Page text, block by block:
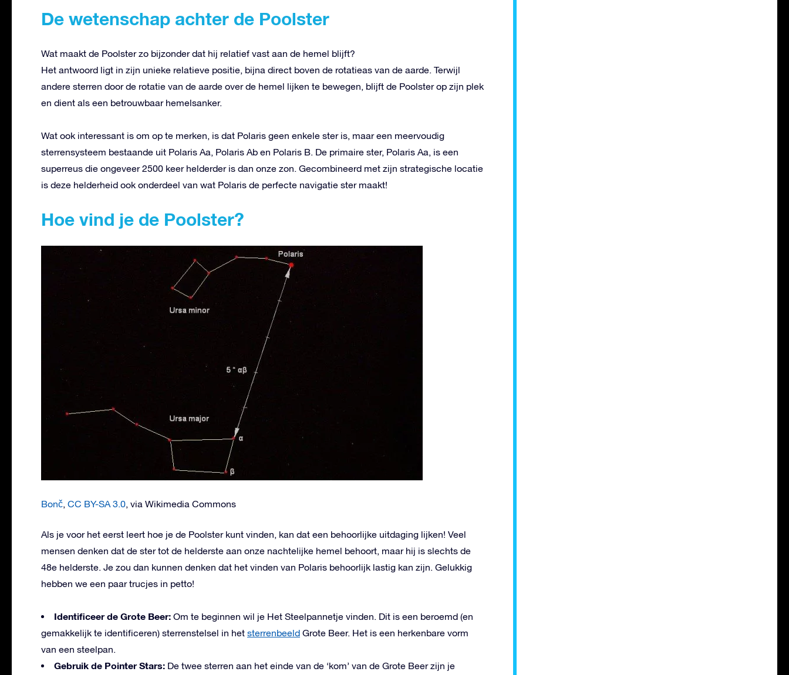
De wetenschap achter de Poolster
Wat maakt de Poolster zo bijzonder dat hij relatief vast aan de hemel blijft?
Het antwoord ligt in zijn unieke relatieve positie, bijna direct boven de rotatieas van de aarde. Terwijl
andere sterren door de rotatie van de aarde over de hemel lijken te bewegen, blijft de Poolster op zijn plek
en dient als een betrouwbaar hemelsanker.
Wat ook interessant is om op te merken, is dat Polaris geen enkele ster is, maar een meervoudig
sterrensysteem bestaande uit Polaris Aa, Polaris Ab en Polaris B. De primaire ster, Polaris Aa, is een
superreus die ongeveer 2500 keer helderder is dan onze zon. Gecombineerd met zijn strategische locatie
is deze helderheid ook onderdeel van wat Polaris de perfecte navigatie ster maakt!
Hoe vind je de Poolster?
Bonč, CC BY-SA 3.0, via Wikimedia Commons
Als je voor het eerst leert hoe je de Poolster kunt vinden, kan dat een behoorlijke uitdaging lijken! Veel
mensen denken dat de ster tot de helderste aan onze nachtelijke hemel behoort, maar hij is slechts de
48e helderste. Je zou dan kunnen denken dat het vinden van Polaris behoorlijk lastig kan zijn. Gelukkig
hebben we een paar trucjes in petto!
Identificeer de Grote Beer: Om te beginnen wil je Het Steelpannetje vinden. Dit is een beroemd (en
gemakkelijk te identificeren) sterrenstelsel in het sterrenbeeld Grote Beer. Het is een herkenbare vorm
van een steelpan.
Gebruik de Pointer Stars: De twee sterren aan het einde van de ‘kom’ van de Grote Beer zijn je